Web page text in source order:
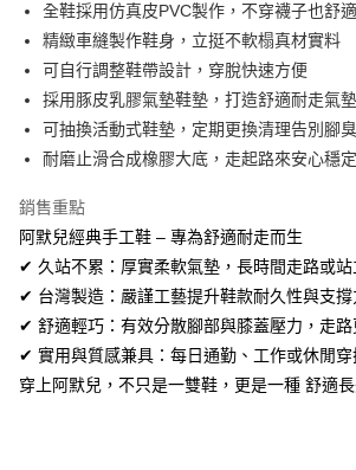
上海商業儲蓄銀行
台北富邦商
國泰世華商業銀行
兆豐國際商
臺灣中小企業銀行
台中商業銀
匯豐（台灣）商業銀行
華泰商業
聯邦商業銀行
遠東國際商
元大商業銀行
永豐商業銀
玉山商業銀行
星展（台
台灣樂天信用卡公司
LINE Pay
Apple Pay
街口支付
相關說明
【關於「AFTEE先享後付」】
AFTEE先享後付是「在收到商品之後才付款」的支
便利好安心！
１．簡單：不需註冊會員、不需綁卡、不需儲值。
２．便利：只要手機號碼，簡訊認證，即可結帳。
３．安心：先確認商品／服務後，再付款。
【「AFTEE先享後付」結帳流程】
ATM付款
運送方式
全家取貨付款
每筆NT$60，滿NT$1,380(含以上)免運費
全鞋採用仿真皮PVC製作，不穿襪子也舒
精緻車縫製作鞋身，立挺不軟榻真材實料
可自行調整鞋帶設計，穿脫快速方便
採用豚皮乳膠氣墊鞋墊，打造舒適耐走氣
可抽換活動式鞋墊，定期更換清理告別腳臭
耐磨止滑合成橡膠大底，走起路來安心穩定
銷售重點
阿默兒經典手工鞋 – 專為舒適耐走而生
✔ 久站不累：厚實柔軟氣墊，長時間走路或站
✔ 台灣製造：嚴謹工藝提升鞋款耐久性與支撐
✔ 舒適輕巧：有效分散腳部與膝蓋壓力，走路
✔ 實用與質感兼具：每日通勤、工作或休閒穿
穿上阿默兒，不只是一雙鞋，更是一種 舒適